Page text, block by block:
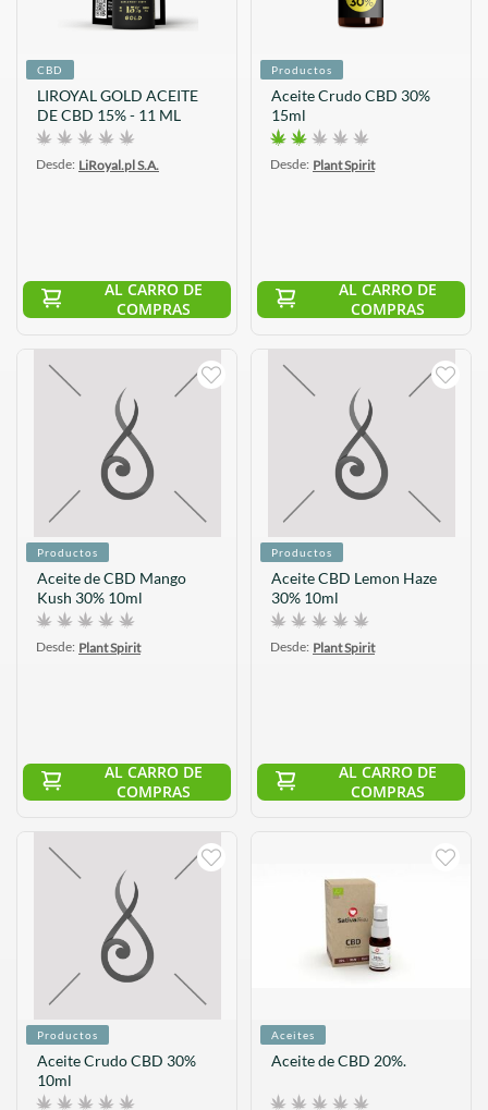
CBD
LIROYAL GOLD ACEITE
DE CBD 15% - 11 ML
Desde: LiRoyal.pl S.A.
AL CARRO DE
COMPRAS
Productos
Aceite Crudo CBD 30%
15ml
Desde: Plant Spirit
AL CARRO DE
COMPRAS
Productos
Aceite de CBD Mango
Kush 30% 10ml
Desde: Plant Spirit
AL CARRO DE
COMPRAS
Productos
Aceite CBD Lemon Haze
30% 10ml
Desde: Plant Spirit
AL CARRO DE
COMPRAS
Productos
Aceite Crudo CBD 30%
10ml
Aceites
Aceite de CBD 20%.